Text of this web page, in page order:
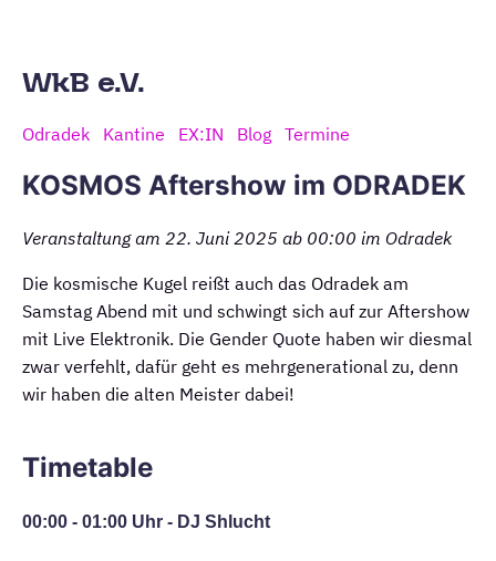
WkB e.V.
Odradek Kantine EX:IN Blog Termine
KOSMOS Aftershow im ODRADEK
Veranstaltung am 22. Juni 2025 ab 00:00 im Odradek
Die kosmische Kugel reißt auch das Odradek am
Samstag Abend mit und schwingt sich auf zur Aftershow
mit Live Elektronik. Die Gender Quote haben wir diesmal
zwar verfehlt, dafür geht es mehrgenerational zu, denn
wir haben die alten Meister dabei!
Timetable
00:00 - 01:00 Uhr - DJ Shlucht